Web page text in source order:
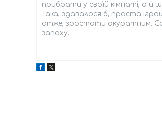
прибрати у своїй кімнаті, а й
Така, здавалося б, проста
отже, зростати акуратним.
запаху.